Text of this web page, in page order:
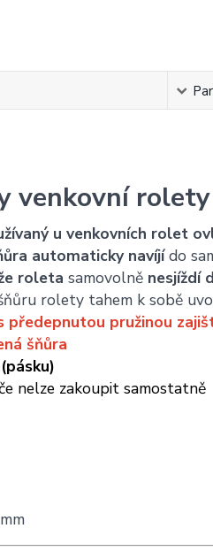
venkovní
u venkovních rolet
automaticky navíjído
roleta samovolně nesjíždí
rolety tahem k sobě
předepnutou pružinou
šňůra
nelze zakoupit samostatně